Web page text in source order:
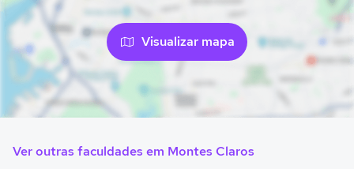
Visualizar mapa
Ver outras faculdades em Montes Claros